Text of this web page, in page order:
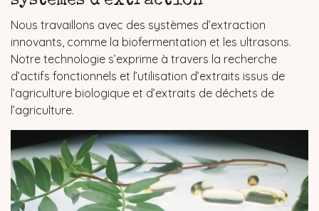
Nous travaillons avec des systèmes d’extraction
innovants, comme la biofermentation et les ultrasons.
Notre technologie s’exprime à travers la recherche
d’actifs fonctionnels et l’utilisation d’extraits issus de
l’agriculture biologique et d’extraits de déchets de
l’agriculture.